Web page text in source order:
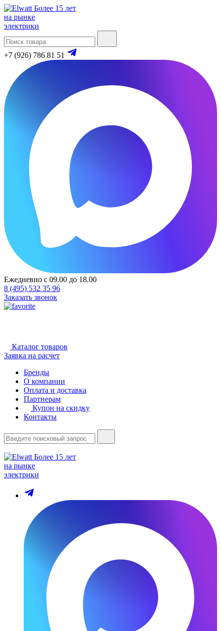
Более 15 лет
на рынке
электрики
+7 (926) 786 81 51
Ежедневно с 09.00 до 18.00
8 (495) 532 35 96
Заказать звонок
Каталог товаров
Заявка на расчет
Бренды
О компании
Оплата и доставка
Партнерам
Купон на скидку
Контакты
Более 15 лет
на рынке
электрики